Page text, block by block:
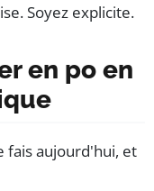
Soyez explicite.
en po en
fais aujourd'hui, et